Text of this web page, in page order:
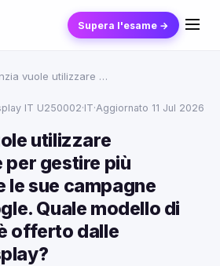
Supera l'esame →
vuole utilizzare …
IT U250002·IT·Aggiornato 11 Jul 2026
utilizzare
gestire più
le sue campagne
Quale modello di
offerto dalle